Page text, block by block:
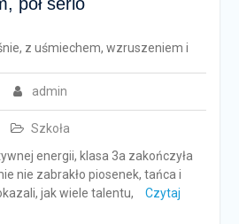
admin
Szkoła
z uśmiechem, wzruszeniem i
energii, klasa 3a zakończyła
nie zabrakło piosenek, tańca i
jak wiele talentu,
Czytaj